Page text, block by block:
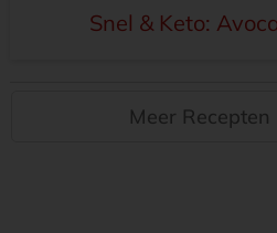
Snel & Keto:
Meer Recepten